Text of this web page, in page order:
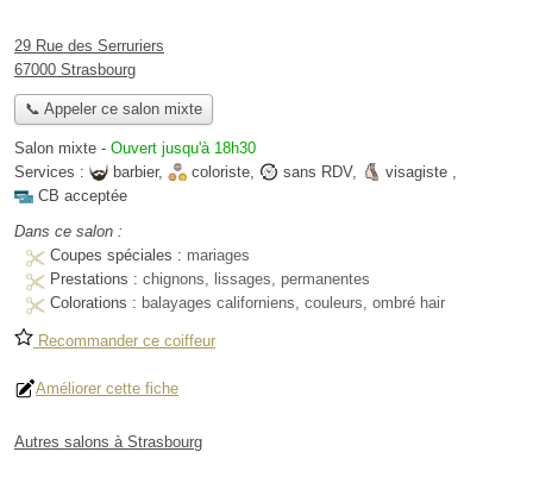
29 Rue des Serruriers
67000 Strasbourg
📞 Appeler ce salon mixte
Salon mixte - Ouvert jusqu'à 18h30
Services :
barbier, coloriste, sans RDV, visagiste ,
CB acceptée
Dans ce salon :
Coupes spéciales : mariages
Prestations : chignons, lissages, permanentes
Colorations : balayages californiens, couleurs, ombré hair
Recommander ce coiffeur
Améliorer cette fiche
Autres salons à Strasbourg